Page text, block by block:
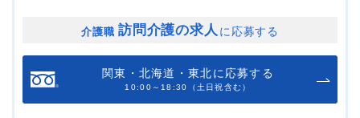
介護職 訪問介護の求人 に応募する
関東・北海道・東北に応募する
10:00～18:30（土日祝含む）